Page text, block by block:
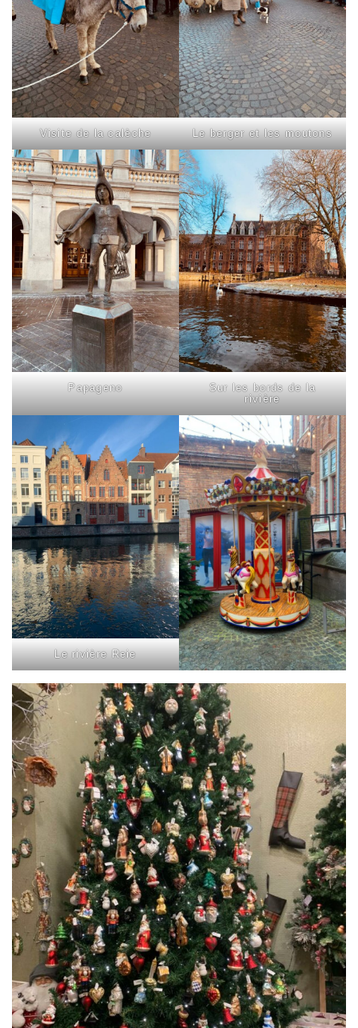
Visite de la calèche Le berger et les moutons
Papageno
Sur les bords de la
rivière
Le rivière Reie